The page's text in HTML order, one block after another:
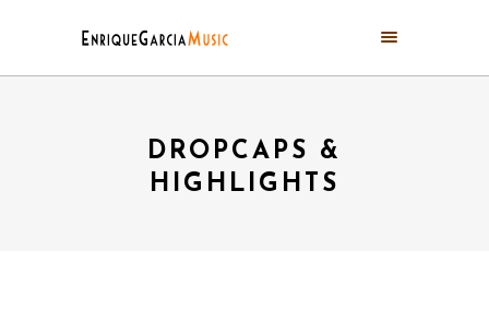
DROPCAPS &
HIGHLIGHTS